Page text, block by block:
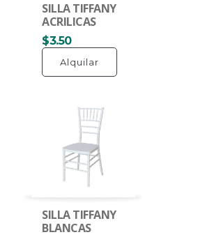
SILLA TIFFANY
ACRILICAS
$3.50
Alquilar
SILLA TIFFANY
BLANCAS